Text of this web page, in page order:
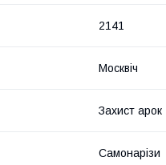
2141
Москвіч
Захист арок
Самонарізи